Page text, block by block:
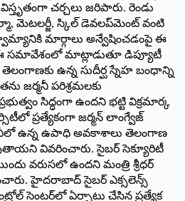
చర్చలు జరిపారు. రెండు
మెటలర్జీ, స్కిల్‌ ‌డెవలప్‌మెంట్‌ ‌వంటి
మార్గాలు అన్వేషించడంపై ఈ
సమావేశంలో మాట్లాడుతూ డిప్యూటీ
ఉన్న సుదీర్ఘ స్నేహ బంధాన్ని
జర్మనీ పరిశ్రమలకు
సిద్ధంగా ఉందని భట్టి విక్రమార్క
ప్రత్యేకంగా జర్మన్‌ ‌లాంగ్వేజ్‌
ఉన్న ఉపాధి అవకాశాలు తెలంగాణ
వివరించారు. సైబర్‌ ‌సెక్యూరిటీ
వరుసలో ఉందని మంత్రి శ్రీధర్‌
హైదరాబాద్‌ ‌సైబర్‌ ఎక్సలెన్స్
‌సెంటర్‌లో ఏర్పాటు చేసిన ప్రత్యేక